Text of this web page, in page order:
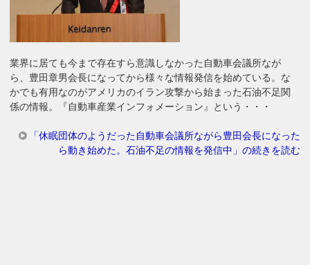
業界に居ても今まで存在すら意識しなかった自動車会議所なが
ら、豊田章男会長になってから様々な情報発信を始めている。な
かでも有用なのがアメリカのイラン攻撃から始まった石油不足関
係の情報。『自動車産業インフォメーション』という・・・
「休眠団体のようだった自動車会議所ながら豊田会長になった
ら動き始めた。石油不足の情報を発信中」の続きを読む